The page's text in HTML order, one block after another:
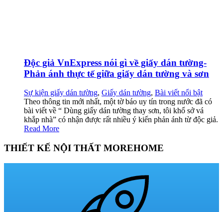
Độc giả VnExpress nói gì về giấy dán tường-
Phản ánh thực tế giữa giấy dán tường và sơn
Sự kiện giấy dán tường, Giấy dán tường, Bài viết nổi bật
Theo thông tin mới nhất, một tờ báo uy tín trong nước đã có
bài viết về “ Dùng giấy dán tường thay sơn, tôi khổ sở vá
khắp nhà” có nhận được rất nhiều ý kiến phản ánh từ độc giả.
Read More
THIẾT KẾ NỘI THẤT MOREHOME